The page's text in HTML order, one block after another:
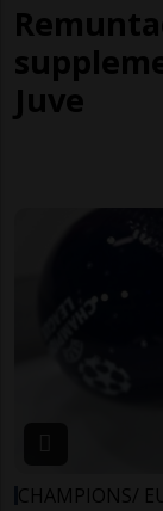
Juve
CHAMPIONS/